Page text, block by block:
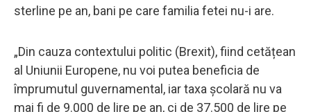
sterline pe an, bani pe care familia fetei nu-i are.
„Din cauza contextului politic (Brexit), fiind cetățean
al Uniunii Europene, nu voi putea beneficia de
împrumutul guvernamental, iar taxa școlară nu va
mai fi de 9.000 de lire pe an, ci de 37.500 de lire pe